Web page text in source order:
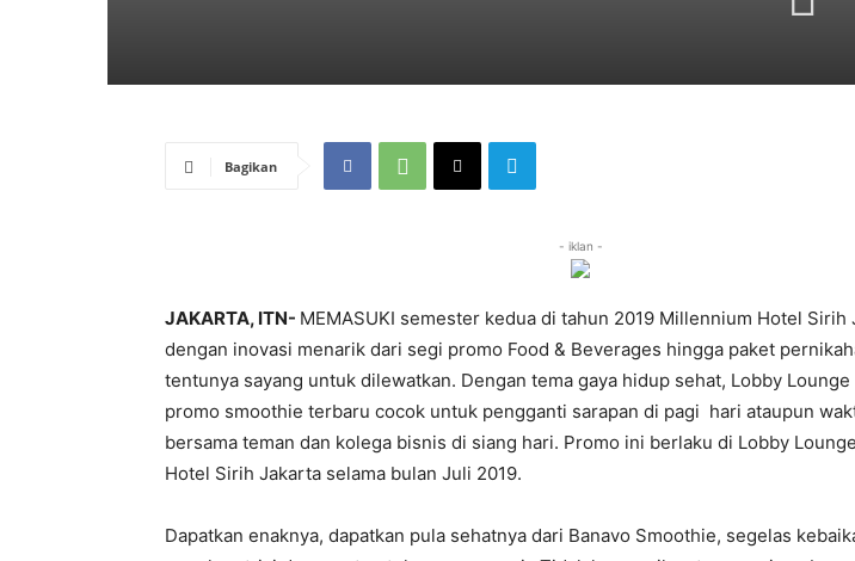
Bagikan
- iklan -
JAKARTA, ITN- MEMASUKI semester kedua di tahun 2019 Millennium Hotel Sirih
dengan inovasi menarik dari segi promo Food & Beverages hingga paket
tentunya sayang untuk dilewatkan. Dengan tema gaya hidup sehat, Lobby
promo smoothie terbaru cocok untuk pengganti sarapan di pagi hari ataupun
bersama teman dan kolega bisnis di siang hari. Promo ini berlaku di Lobby
Hotel Sirih Jakarta selama bulan Juli 2019.
Dapatkan enaknya, dapatkan pula sehatnya dari Banavo Smoothie, segelas